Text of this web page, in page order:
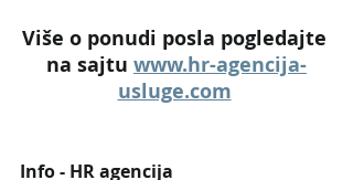
Više o ponudi posla pogledajte
na sajtu www.hr-agencija-
usluge.com
Info - HR agencija